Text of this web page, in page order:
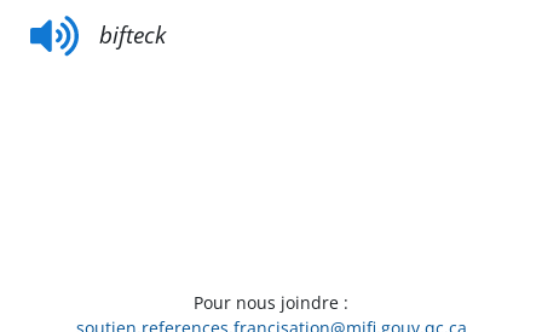
bifteck
Pour nous joindre :
soutien.references.francisation@mifi.gouv.qc.ca